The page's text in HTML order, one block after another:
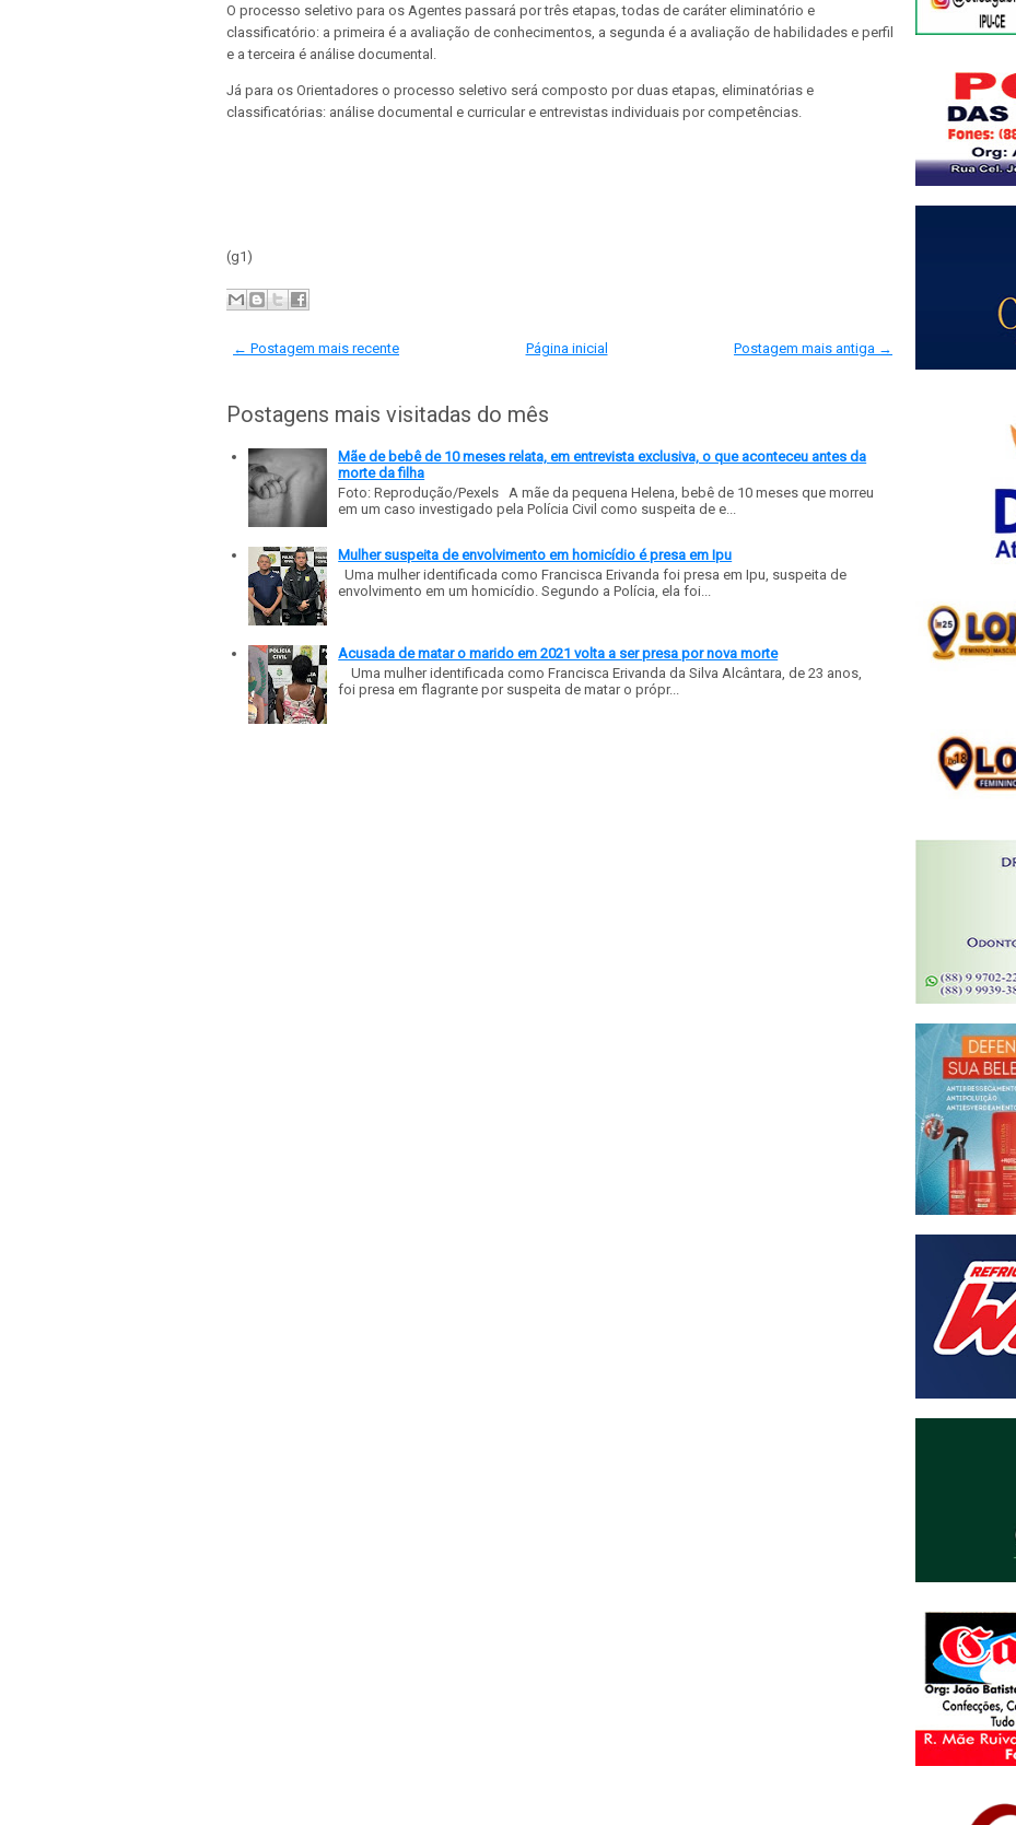
O processo seletivo para os Agentes passará por três etapas, todas de caráter eliminatório e
classificatório: a primeira é a avaliação de conhecimentos, a segunda é a avaliação de habilidades e perfil
e a terceira é análise documental.
Já para os Orientadores o processo seletivo será composto por duas etapas, eliminatórias e
classificatórias: análise documental e curricular e entrevistas individuais por competências.
(g1)
← Postagem mais recente Postagem mais antiga →
Página inicial
Postagens mais visitadas do mês
Mãe de bebê de 10 meses relata, em entrevista exclusiva, o que aconteceu antes da
morte da filha
Foto: Reprodução/Pexels A mãe da pequena Helena, bebê de 10 meses que morreu
em um caso investigado pela Polícia Civil como suspeita de e...
Mulher suspeita de envolvimento em homicídio é presa em Ipu
Uma mulher identificada como Francisca Erivanda foi presa em Ipu, suspeita de
envolvimento em um homicídio. Segundo a Polícia, ela foi...
Acusada de matar o marido em 2021 volta a ser presa por nova morte
Uma mulher identificada como Francisca Erivanda da Silva Alcântara, de 23 anos,
foi presa em flagrante por suspeita de matar o própr...